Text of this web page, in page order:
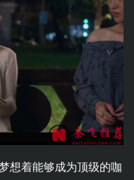
想着能够成为顶级的咖